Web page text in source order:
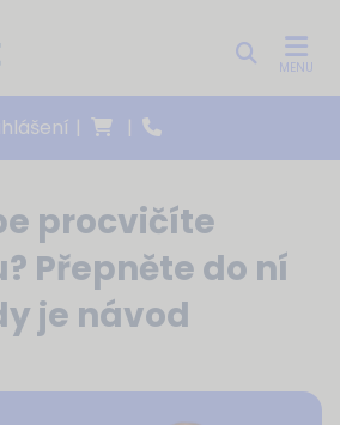
MENU
| |
procvičíte
Přepněte do ní
je návod